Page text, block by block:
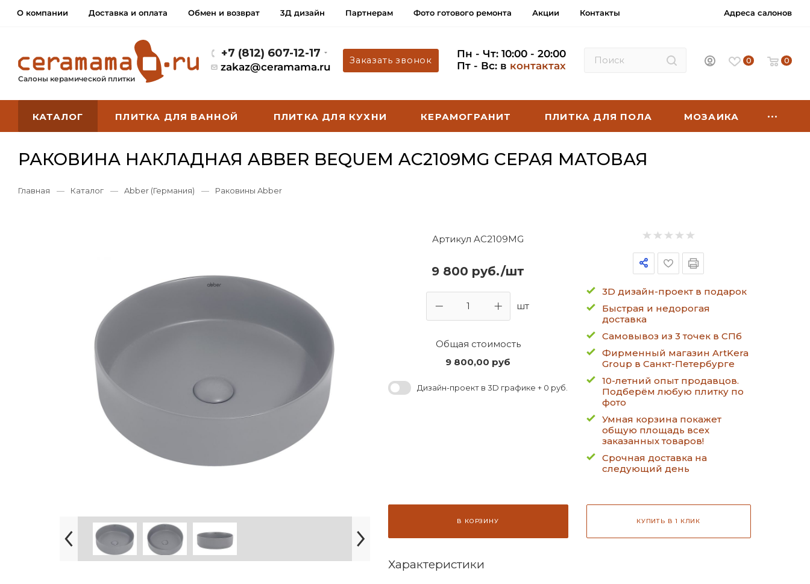
О компании Доставка и оплата Обмен и возврат 3Д дизайн Партнерам Фото готового ремонта Акции Контакты Адреса салонов
Салоны керамической плитки
+7 (812) 607-12-17
zakaz@ceramama.ru
Заказать звонок
Пн - Чт: 10:00 - 20:00
Пт - Вс: в контактах 0 0
КАТАЛОГ ПЛИТКА ДЛЯ ВАННОЙ ПЛИТКА ДЛЯ КУХНИ КЕРАМОГРАНИТ ПЛИТКА ДЛЯ ПОЛА МОЗАИКА
РАКОВИНА НАКЛАДНАЯ ABBER BEQUEM AC2109MG СЕРАЯ МАТОВАЯ
Главная — Каталог — Abber (Германия) — Раковины Abber
Артикул AC2109MG
9 800 руб./шт
шт
Общая стоимость
9 800,00 руб
Дизайн-проект в 3D графике + 0 руб.
3D дизайн-проект в подарок
Быстрая и недорогая
доставка
Самовывоз из 3 точек в СПб
Фирменный магазин ArtKera
Group в Санкт-Петербурге
10-летний опыт продавцов.
Подберём любую плитку по
фото
Умная корзина покажет
общую площадь всех
заказанных товаров!
Срочная доставка на
следующий день
В КОРЗИНУ КУПИТЬ В 1 КЛИК
Характеристики